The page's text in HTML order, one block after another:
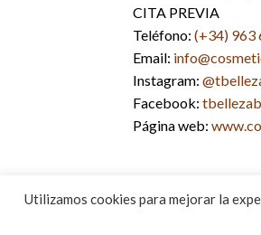
CITA PREVIA
Teléfono: (+34) 963
Email:
Instagram:
Facebook:
Página web:
Copyright 2026 ©
Utilizamos cookies para mejorar la